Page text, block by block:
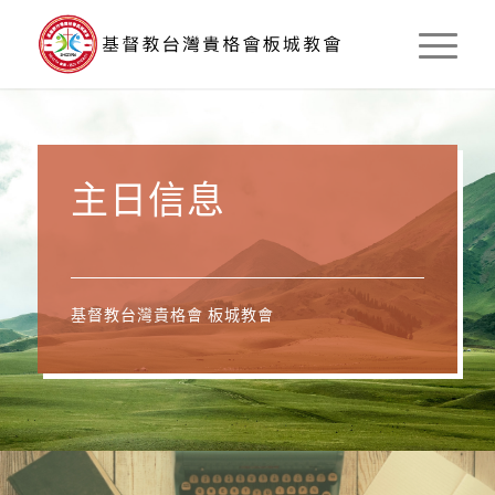
主日信息
基督教台灣貴格會 板城教會